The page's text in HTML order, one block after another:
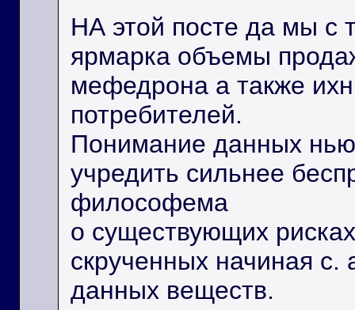
НА этой посте да мы с
ярмарка объемы
мефедрона а также
потребителей.
Понимание данных
учредить сильнее
философема
о существующих
скрученных начиная
данных веществ.